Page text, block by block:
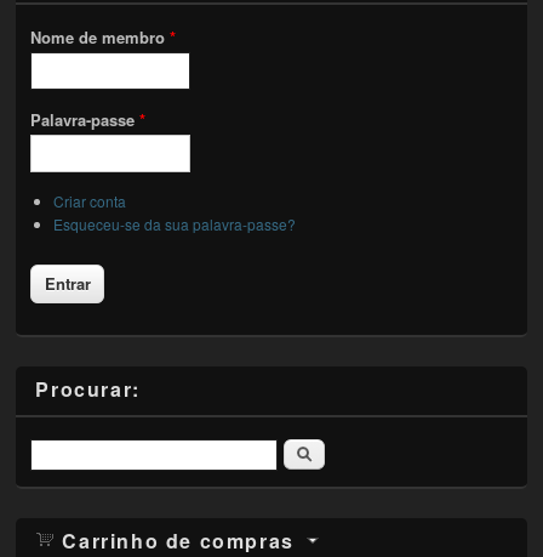
Nome de membro*
Palavra-passe*
Criar conta
Esqueceu-se da sua palavra-passe?
Procurar:
Pesquisar
Carrinho de compras